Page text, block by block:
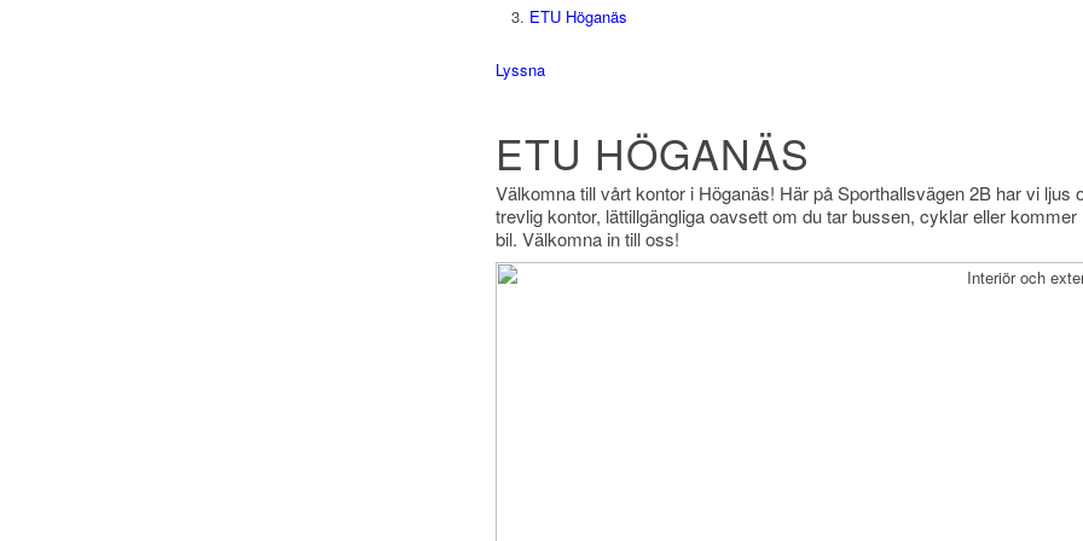
ETU Höganäs
Lyssna
ETU HÖGANÄS
Välkomna till vårt kontor i Höganäs! Här på Sporthallsvägen 2B har vi ljus
trevlig kontor, lättillgängliga oavsett om du tar bussen, cyklar eller kommer
bil. Välkomna in till oss!